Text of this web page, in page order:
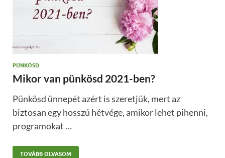
PÜNKÖSD
Mikor van pünkösd 2021-ben?
Pünkösd ünnepét azért is szeretjük, mert az
biztosan egy hosszú hétvége, amikor lehet pihenni,
programokat …
TOVÁBB OLVASOM